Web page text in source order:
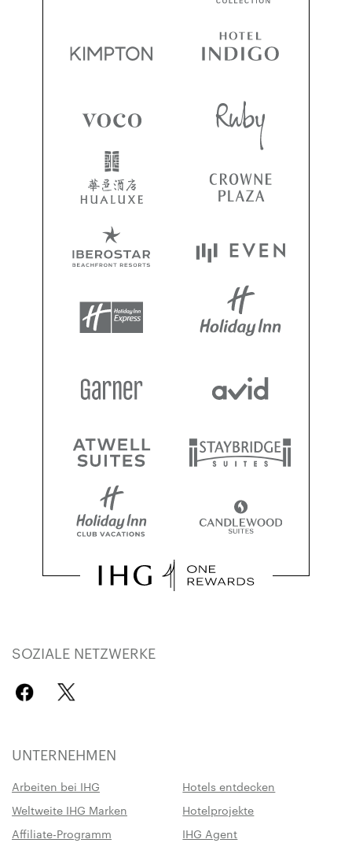
SOZIALE NETZWERKE
UNTERNEHMEN
Arbeiten bei IHG
Hotels entdecken
Weltweite IHG Marken
Hotelprojekte
Affiliate-Programm
IHG Agent